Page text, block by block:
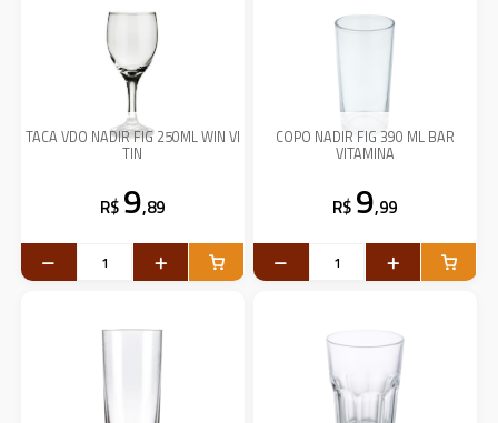
TACA VDO NADIR FIG 250ML WIN VI
TIN
R$ 9,89
COPO NADIR FIG 390 ML BAR
VITAMINA
R$ 9,99